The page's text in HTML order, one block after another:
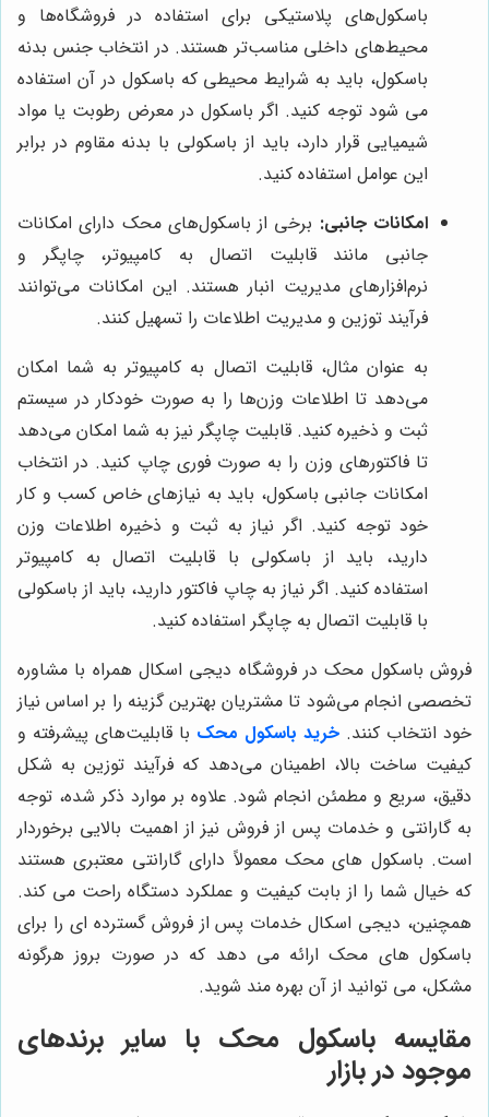
باسکول‌های پلاستیکی برای استفاده در فروشگاه‌ها و
محیط‌های داخلی مناسب‌تر هستند. در انتخاب جنس بدنه
باسکول، باید به شرایط محیطی که باسکول در آن استفاده
می شود توجه کنید. اگر باسکول در معرض رطوبت یا مواد
شیمیایی قرار دارد، باید از باسکولی با بدنه مقاوم در برابر
این عوامل استفاده کنید.
امکانات جانبی: برخی از باسکول‌های محک دارای امکانات
جانبی مانند قابلیت اتصال به کامپیوتر، چاپگر و
نرم‌افزارهای مدیریت انبار هستند. این امکانات می‌توانند
فرآیند توزین و مدیریت اطلاعات را تسهیل کنند.
به عنوان مثال، قابلیت اتصال به کامپیوتر به شما امکان
می‌دهد تا اطلاعات وزن‌ها را به صورت خودکار در سیستم
ثبت و ذخیره کنید. قابلیت چاپگر نیز به شما امکان می‌دهد
تا فاکتورهای وزن را به صورت فوری چاپ کنید. در انتخاب
امکانات جانبی باسکول، باید به نیازهای خاص کسب و کار
خود توجه کنید. اگر نیاز به ثبت و ذخیره اطلاعات وزن
دارید، باید از باسکولی با قابلیت اتصال به کامپیوتر
استفاده کنید. اگر نیاز به چاپ فاکتور دارید، باید از باسکولی
با قابلیت اتصال به چاپگر استفاده کنید.
فروش باسکول محک در فروشگاه دیجی اسکال همراه با مشاوره
تخصصی انجام می‌شود تا مشتریان بهترین گزینه را بر اساس نیاز
خود انتخاب کنند. خرید باسکول محک با قابلیت‌های پیشرفته و
کیفیت ساخت بالا، اطمینان می‌دهد که فرآیند توزین به شکل
دقیق، سریع و مطمئن انجام شود. علاوه بر موارد ذکر شده، توجه
به گارانتی و خدمات پس از فروش نیز از اهمیت بالایی برخوردار
است. باسکول های محک معمولاً دارای گارانتی معتبری هستند
که خیال شما را از بابت کیفیت و عملکرد دستگاه راحت می کند.
همچنین، دیجی اسکال خدمات پس از فروش گسترده ای را برای
باسکول های محک ارائه می دهد که در صورت بروز هرگونه
مشکل، می توانید از آن بهره مند شوید.
مقایسه باسکول محک با سایر برندهای
موجود در بازار